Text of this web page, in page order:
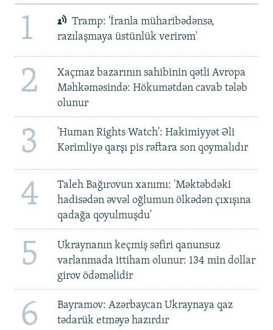
1
Tramp: 'İranla müharibədənsə,
razılaşmaya üstünlük verirəm'
2
Xaçmaz bazarının sahibinin qətli Avropa
Məhkəməsində: Hökumətdən cavab tələb
olunur
3
'Human Rights Watch': Hakimiyyət Əli
Kərimliyə qarşı pis rəftara son qoymalıdır
4
Taleh Bağırovun xanımı: 'Məktəbdəki
hadisədən əvvəl oğlumun ölkədən çıxışına
qadağa qoyulmuşdu'
5
Ukraynanın keçmiş səfiri qanunsuz
varlanmada ittiham olunur: 134 min dollar
girov ödəməlidir
6
Bayramov: Azərbaycan Ukraynaya qaz
tədarük etməyə hazırdır